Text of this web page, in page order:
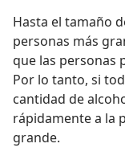
Hasta el tamaño
personas más
que las personas
Por lo tanto, si
cantidad de
rápidamente a la
grande.